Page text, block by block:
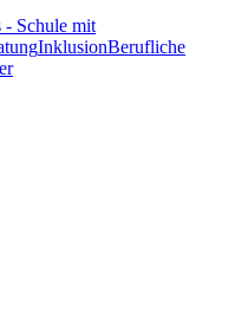
- Schule mit
InklusionBerufliche